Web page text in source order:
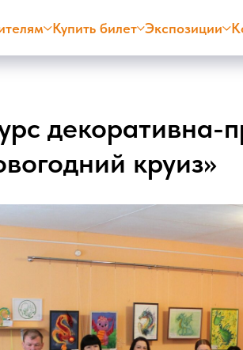
Купить билет Экспозиции
декоративна-
круиз»